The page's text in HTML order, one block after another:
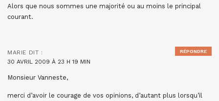
Alors que nous sommes une majorité ou au moins le principal
courant.
MARIE DIT :
30 AVRIL 2009 À 23 H 19 MIN
Monsieur Vanneste,
merci d’avoir le courage de vos opinions, d’autant plus lorsqu’il
RÉPONDRE